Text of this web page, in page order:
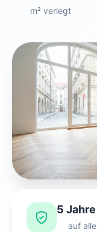
m² verlegt
5
auf